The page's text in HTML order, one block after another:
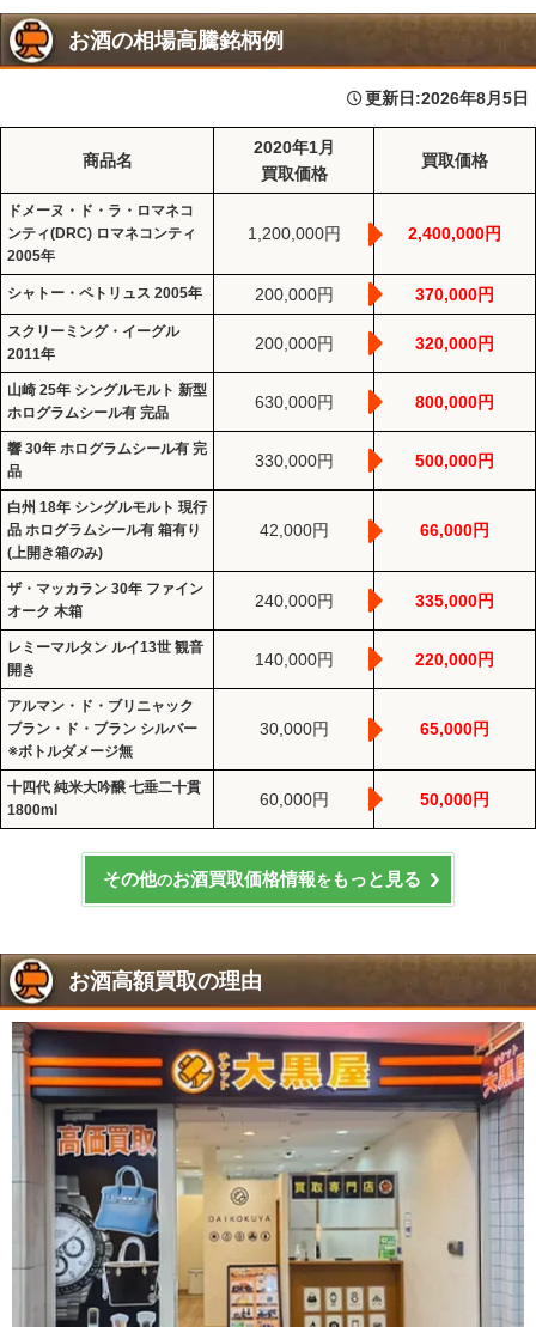
お酒の相場高騰銘柄例
更新日:2026年8月5日
商品名
2020年1月
買取価格
買取価格
ドメーヌ・ド・ラ・ロマネコ
ンティ(DRC) ロマネコンティ
2005年
1,200,000円 2,400,000円
シャトー・ペトリュス 2005年 200,000円 370,000円
スクリーミング・イーグル
2011年
200,000円 320,000円
山崎 25年 シングルモルト 新型
ホログラムシール有 完品
630,000円 800,000円
響 30年 ホログラムシール有 完
品
330,000円 500,000円
白州 18年 シングルモルト 現行
品 ホログラムシール有 箱有り
(上開き箱のみ)
42,000円 66,000円
ザ・マッカラン 30年 ファイン
オーク 木箱
240,000円 335,000円
レミーマルタン ルイ13世 観音
開き
140,000円 220,000円
アルマン・ド・ブリニャック
ブラン・ド・ブラン シルバー
※ボトルダメージ無
30,000円 65,000円
十四代 純米大吟醸 七垂二十貫
1800ml
60,000円 50,000円
その他のお酒買取価格情報を もっと見る
お酒高額買取の理由